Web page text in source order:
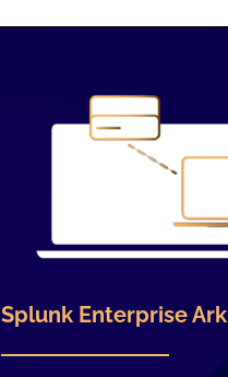
Splunk Enterprise